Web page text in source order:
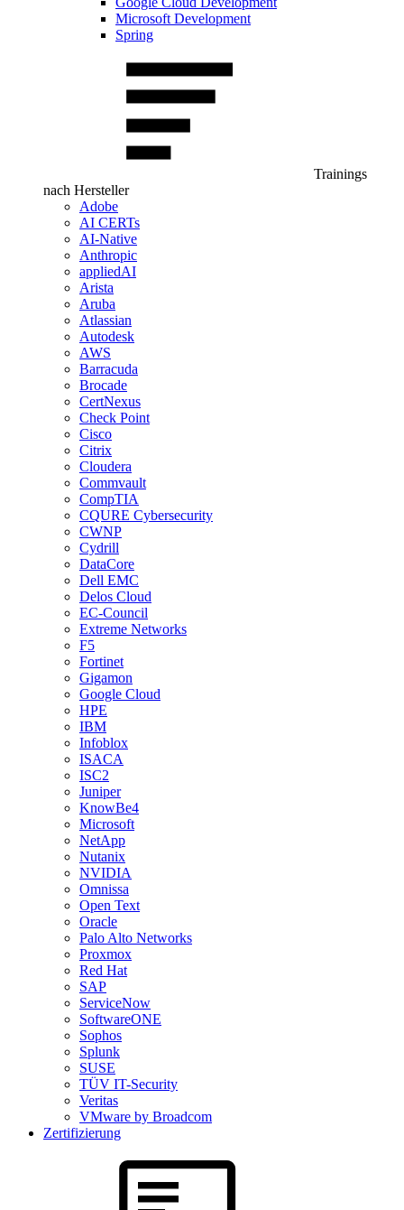
Microsoft Development
Spring
Trainings
nach Hersteller
Adobe
AI CERTs
AI-Native
Anthropic
appliedAI
Arista
Aruba
Atlassian
Autodesk
AWS
Barracuda
Brocade
CertNexus
Check Point
Cisco
Citrix
Cloudera
Commvault
CompTIA
CQURE Cybersecurity
CWNP
Cydrill
DataCore
Dell EMC
Delos Cloud
EC-Council
Extreme Networks
F5
Fortinet
Gigamon
Google Cloud
HPE
IBM
Infoblox
ISACA
ISC2
Juniper
KnowBe4
Microsoft
NetApp
Nutanix
NVIDIA
Omnissa
Open Text
Oracle
Palo Alto Networks
Proxmox
Red Hat
SAP
ServiceNow
SoftwareONE
Sophos
Splunk
SUSE
TÜV IT-Security
Veritas
VMware by Broadcom
Zertifizierung